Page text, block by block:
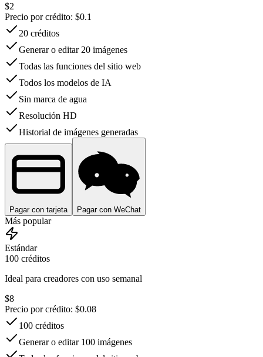
$2
Precio por crédito: $0.1
20 créditos
Generar o editar 20 imágenes
Todas las funciones del sitio web
Todos los modelos de IA
Sin marca de agua
Resolución HD
Historial de imágenes generadas
Pagar con tarjeta Pagar con WeChat
Más popular
Estándar
100 créditos
Ideal para creadores con uso semanal
$8
Precio por crédito: $0.08
100 créditos
Generar o editar 100 imágenes